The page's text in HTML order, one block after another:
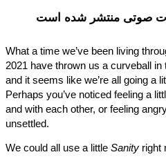
منتشر شده است
What a time we’ve been living
2021 have thrown us a
and it seems like we’re all
Perhaps you’ve noticed feeling
and with each other, or feeling
unsettled.
We could all use a littleSanity